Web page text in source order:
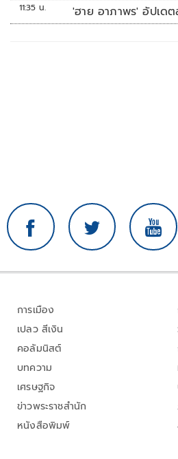
11:35 น. 'ฮาย อาภาพร' อัปเด
การเมือง
เปลว สีเงิน
คอลัมนิสต์
บทความ
เศรษฐกิจ
ข่าวพระราชสำนัก
หนังสือพิมพ์